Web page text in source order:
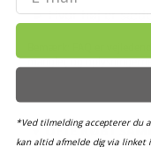
Hvor høj er
Bemærk: FAQ er
mangler, og
OFTE KØBT
*Ved tilmelding accepterer du
kan altid afmelde dig via